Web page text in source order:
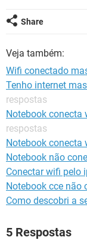
tem uma idéia do
Share
Veja também:
Wifi conectado
Tenho internet
respostas
Notebook conecta
respostas
Notebook conecta
Notebook não
Conectar wifi pelo
Notebook cce não
Como descobri a
5 Respostas